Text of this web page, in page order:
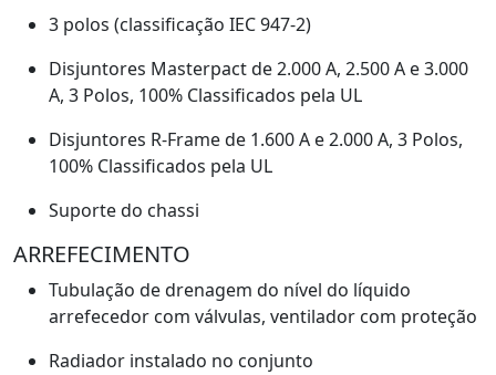
3 polos (classificação IEC 947-2)
Disjuntores Masterpact de 2.000 A, 2.500 A e 3.000
A, 3 Polos, 100% Classificados pela UL
Disjuntores R-Frame de 1.600 A e 2.000 A, 3 Polos,
100% Classificados pela UL
Suporte do chassi
ARREFECIMENTO
Tubulação de drenagem do nível do líquido
arrefecedor com válvulas, ventilador com proteção
Radiador instalado no conjunto